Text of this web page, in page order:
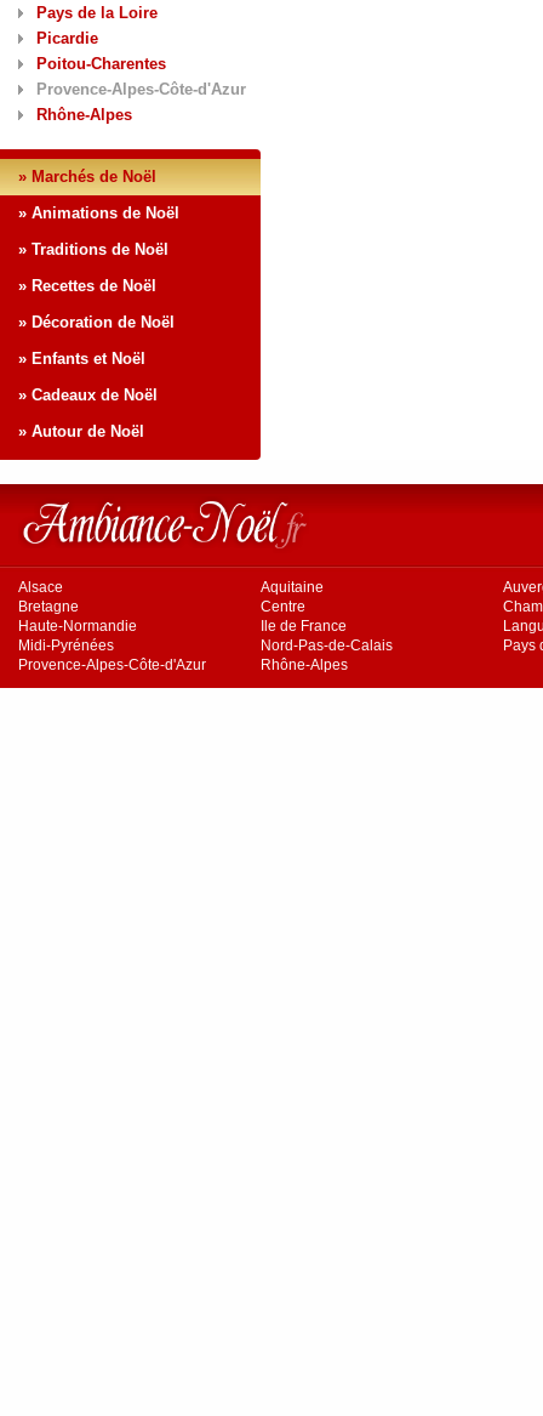
Pays de la Loire
Picardie
Poitou-Charentes
Provence-Alpes-Côte-d'Azur
Rhône-Alpes
» Marchés de Noël
» Animations de Noël
» Traditions de Noël
» Recettes de Noël
» Décoration de Noël
» Enfants et Noël
» Cadeaux de Noël
» Autour de Noël
Alsace Aquitaine
Bretagne
Centre
Haute-Normandie
Ile de France
Midi-Pyrénées
Nord-Pas-de-Calais
Pays
Provence-Alpes-Côte-d'Azur
Rhône-Alpes